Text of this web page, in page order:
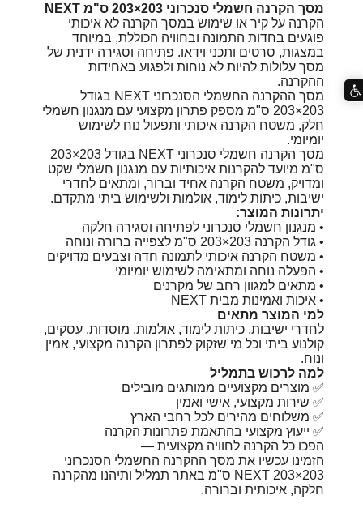
מסך הקרנה חשמלי סנכרוני 203×203 ס"מ NEXT
הקרנה על קיר או שימוש במסך הקרנה לא איכותי
פוגעים בחדות התמונה ובחוויה הכוללת, במיוחד
במצגות, סרטים ותכני וידאו. פתיחה וסגירה ידנית של
מסך עלולות להיות לא נוחות ולפגוע באחידות
ההקרנה.
מסך ההקרנה החשמלי הסנכרוני NEXT בגודל
203×203 ס"מ מספק פתרון מקצועי עם מנגנון חשמלי
חלק, משטח הקרנה איכותי ותפעול נוח לשימוש
יומיומי.
מסך הקרנה חשמלי סנכרוני NEXT בגודל 203×203
ס"מ מיועד להקרנות איכותיות עם מנגנון חשמלי שקט
ומדויק, משטח הקרנה אחיד וברור, ומתאים לחדרי
ישיבות, כיתות לימוד, אולמות ולשימוש ביתי מתקדם.
יתרונות המוצר:
• מנגנון חשמלי סנכרוני לפתיחה וסגירה חלקה
• גודל הקרנה 203×203 ס"מ לצפייה ברורה ונוחה
• משטח הקרנה איכותי לתמונה חדה וצבעים מדויקים
• הפעלה נוחה ומתאימה לשימוש יומיומי
• מתאים למגוון רחב של מקרנים
• איכות ואמינות מבית NEXT
למי המוצר מתאים
לחדרי ישיבות, כיתות לימוד, אולמות, מוסדות, עסקים,
קולנוע ביתי וכל מי שזקוק לפתרון הקרנה מקצועי, אמין
ונוח.
למה לרכוש בתמליל
✅ מוצרים מקצועיים ממותגים מובילים
✅ שירות מקצועי, אישי ואמין
✅ משלוחים מהירים לכל רחבי הארץ
✅ ייעוץ מקצועי בהתאמת פתרונות הקרנה
הפכו כל הקרנה לחוויה מקצועית —
הזמינו עכשיו את מסך ההקרנה החשמלי הסנכרוני
NEXT 203×203 ס"מ באתר תמליל ותיהנו מהקרנה
חלקה, איכותית וברורה.